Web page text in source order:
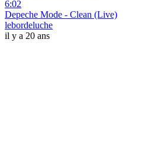
6:02
Depeche Mode - Clean (Live)
lebordeluche
il y a 20 ans